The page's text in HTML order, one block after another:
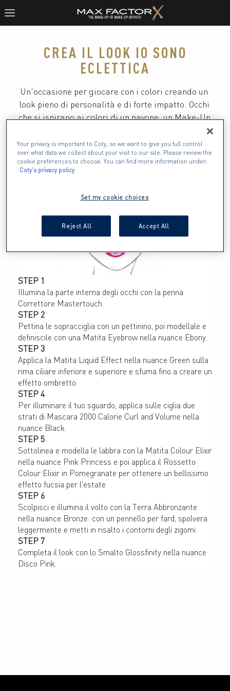
CREA IL LOOK IO SONO
ECLETTICA
Un'occasione per giocare con i colori creando un
look pieno di personalità e di forte impatto. Occhi
che si ispirano ai colori di un pavone: un Make-Up
STEP 1
Illumina la parte interna degli occhi con la penna
Correttore Mastertouch.
STEP 2
Pettina le sopracciglia con un pettinino, poi modellale e
definiscile con una Matita Eyebrow nella nuance Ebony.
STEP 3
Applica la Matita Liquid Effect nella nuance Green sulla
rima ciliare inferiore e superiore e sfuma fino a creare un
effetto ombretto.
STEP 4
Per illuminare il tuo sguardo, applica sulle ciglia due
strati di Mascara 2000 Calorie Curl and Volume nella
nuance Black.
STEP 5
Sottolinea e modella le labbra con la Matita Colour Elixir
nella nuance Pink Princess e poi applica il Rossetto
Colour Elixir in Pomegranate per ottenere un bellissimo
effetto fucsia per l'estate
STEP 6
Scolpisci e illumina il volto con la Terra Abbronzante
nella nuance Bronze: con un pennello per fard, spolvera
leggermente e metti in risalto i contorni degli zigomi.
STEP 7
Completa il look con lo Smalto Glossfinity nella nuance
Disco Pink.
Your privacy is important to Coty, so we want to give you full control
over what data we collect about your visit to our site. Please review the
cookie preferences to choose. You can find more information under:
Coty's privacy policy
Set my cookie choices
Reject All Accept All